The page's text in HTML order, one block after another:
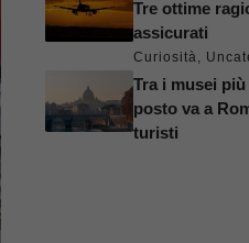
Tre ottime
assicurati
Curiosità,
Tra i musei
posto va a
turisti